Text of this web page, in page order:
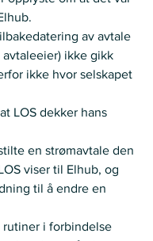
av avtale
ikke gikk
ikke hvor selskapet
LOS dekker hans
en strømavtale den
viser til Elhub, og
til å endre en
rutiner i forbindelse